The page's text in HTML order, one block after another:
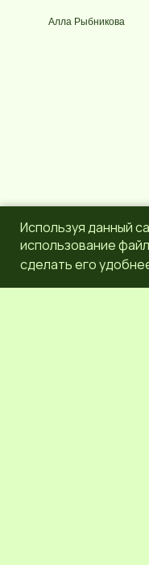
р
с
g
r
Алла Рыбникова
Используя данный
использование
сделать его